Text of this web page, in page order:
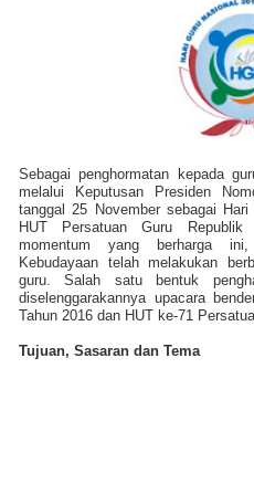
Sebagai penghormatan kepada
melalui Keputusan Presiden
tanggal 25 November sebagai
HUT Persatuan Guru Republik
momentum yang berharga
Kebudayaan telah melakukan
guru. Salah satu bentuk
diselenggarakannya upacara
Tahun 2016 dan HUT ke-71
Tujuan, Sasaran dan Tema